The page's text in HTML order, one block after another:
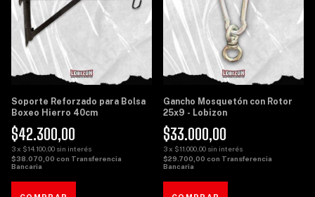
Soporte Reforzado para Bolsa
Boxeo Hierro 40cm
$42.300,00
3x $14.100,00 sin interés
$38.070,00 con Transferencia
Bancaria
Gancho Mosquetón con Rotor
25x9 - Lobizon
$33.000,00
3x $11.000,00 sin interés
$29.700,00 con Transferencia
Bancaria